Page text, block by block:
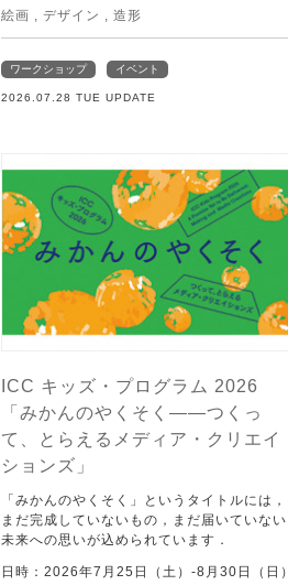
絵画 デザイン 造形
ワークショップ イベント
2026.07.28 TUE UPDATE
ICC キッズ・プログラム 2026
「みかんのやくそく——つくっ
て、とらえるメディア・クリエイ
ションズ」
「みかんのやくそく」というタイトルには，
まだ完成していないもの，まだ届いていない
未来への思いが込められています．
日時：2026年7月25日（土）-8月30日（日）